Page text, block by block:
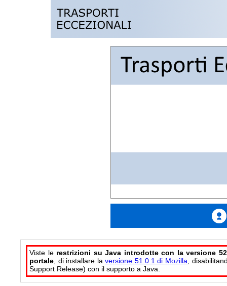
Viste le restrizioni su Java introdotte con la versione
portale, di installare laversione 51.0.1 di Mozilla,
Support Release) con il supporto a Java.